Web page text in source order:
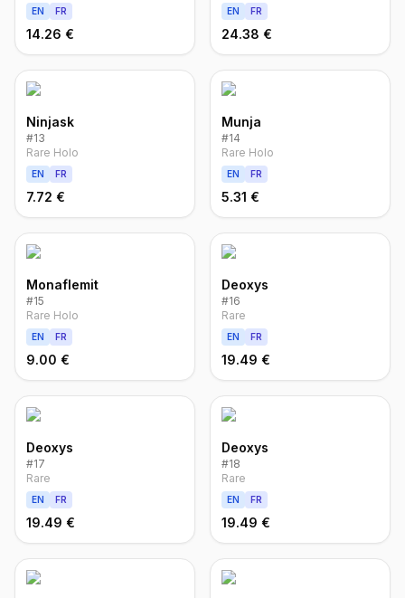
EN FR
14.26 €
EN FR
24.38 €
Ninjask
#13
Rare Holo
EN FR
7.72 €
Munja
#14
Rare Holo
EN FR
5.31 €
Monaflemit
#15
Rare Holo
EN FR
9.00 €
Deoxys
#16
Rare
EN FR
19.49 €
Deoxys
#17
Rare
EN FR
19.49 €
Deoxys
#18
Rare
EN FR
19.49 €